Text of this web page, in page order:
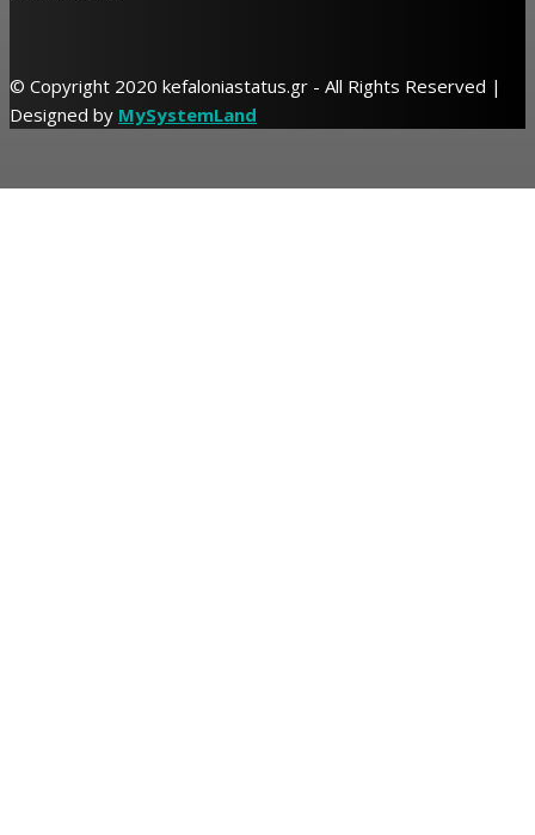
© Copyright 2020 kefaloniastatus.gr - All Rights Reserved |
Designed by MySystemLand